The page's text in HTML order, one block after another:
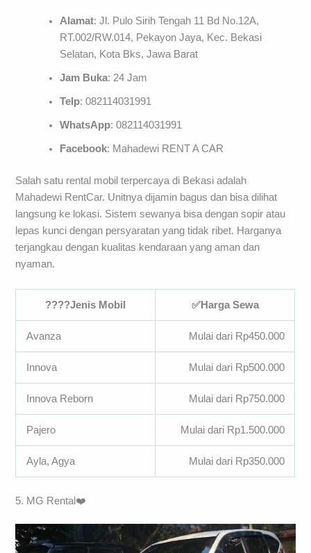
Alamat: Jl. Pulo Sirih Tengah 11 Bd No.12A,
RT.002/RW.014, Pekayon Jaya, Kec. Bekasi
Selatan, Kota Bks, Jawa Barat
Jam Buka: 24 Jam
Telp: 082114031991
WhatsApp: 082114031991
Facebook: Mahadewi RENT A CAR
Salah satu rental mobil terpercaya di Bekasi adalah
Mahadewi RentCar. Unitnya dijamin bagus dan bisa dilihat
langsung ke lokasi. Sistem sewanya bisa dengan sopir atau
lepas kunci dengan persyaratan yang tidak ribet. Harganya
terjangkau dengan kualitas kendaraan yang aman dan
nyaman.
????Jenis Mobil ✅Harga Sewa
Avanza Mulai dari Rp450.000
Innova Mulai dari Rp500.000
Innova Reborn Mulai dari Rp750.000
Pajero Mulai dari Rp1.500.000
Ayla, Agya Mulai dari Rp350.000
5. MG Rental❤️